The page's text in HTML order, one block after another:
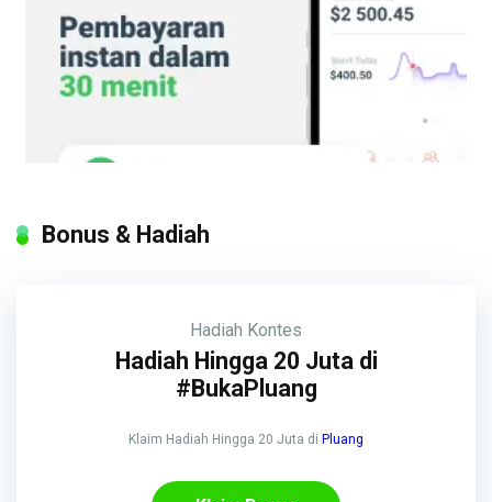
Bonus & Hadiah
Hadiah Kontes
Hadiah Hingga 20 Juta di
#BukaPluang
Klaim Hadiah Hingga 20 Juta di Pluang